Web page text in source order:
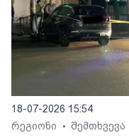
18-07-2026 15:54
რეგიონი
• შემთხვევა